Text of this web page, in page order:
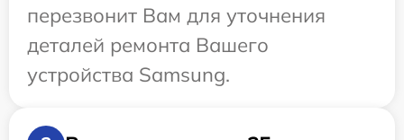
перезвонит Вам для уточнения
деталей ремонта Вашего
устройства Samsung.